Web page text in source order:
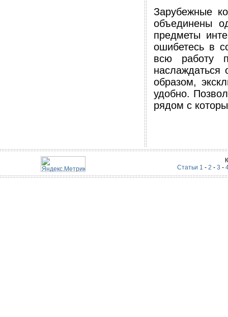
Зарубежные
объединены
предметы
ошибетесь в
всю работу
образом,
удобно.
рядом с
Статьи 1 - 2 - 3 -